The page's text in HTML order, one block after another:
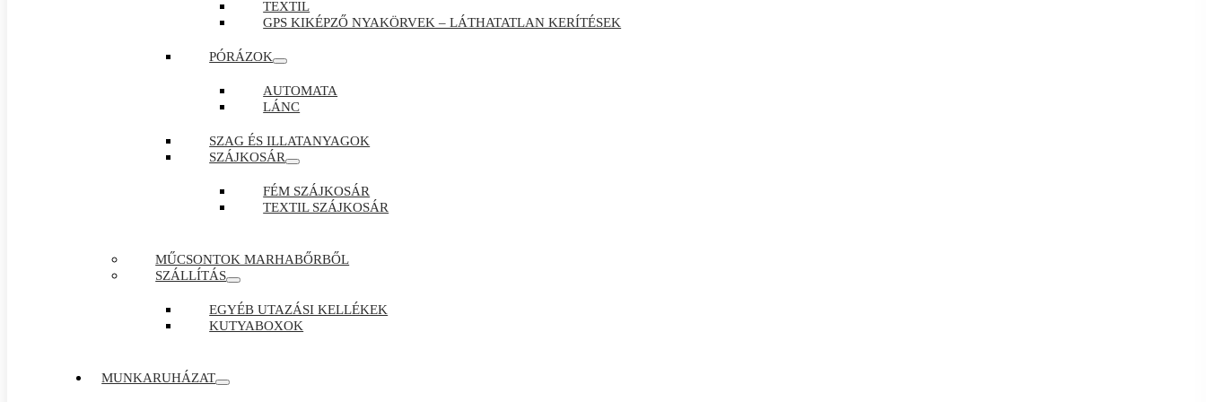
TEXTIL
GPS KIKÉPZŐ NYAKÖRVEK – LÁTHATATLAN KERÍTÉSEK
PÓRÁZOK
AUTOMATA
LÁNC
SZAG ÉS ILLATANYAGOK
SZÁJKOSÁR
FÉM SZÁJKOSÁR
TEXTIL SZÁJKOSÁR
MŰCSONTOK MARHABŐRBŐL
SZÁLLÍTÁS
EGYÉB UTAZÁSI KELLÉKEK
KUTYABOXOK
MUNKARUHÁZAT